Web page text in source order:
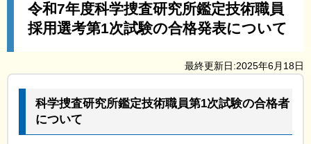
令和7年度科学捜査研究所鑑定技術職員
採用選考第1次試験の合格発表について
最終更新日:2025年6月18日
科学捜査研究所鑑定技術職員第1次試験の合格者
について